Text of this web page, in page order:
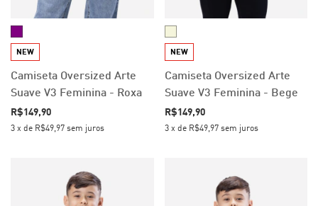
NEW
Camiseta Oversized Arte
Suave V3 Feminina - Roxa
R$149,90
3 x de R$49,97 sem juros
NEW
Camiseta Oversized Arte
Suave V3 Feminina - Bege
R$149,90
3 x de R$49,97 sem juros